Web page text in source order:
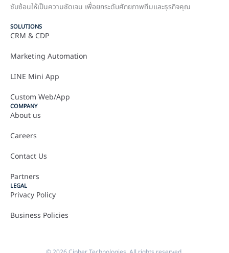
ซับซ้อนให้เป็นความชัดเจน เพื่อยกระดับศักยภาพทีมและธุรกิจคุณ
SOLUTIONS
CRM & CDP
Marketing Automation
LINE Mini App
Custom Web/App
COMPANY
About us
Careers
Contact Us
Partners
LEGAL
Privacy Policy
Business Policies